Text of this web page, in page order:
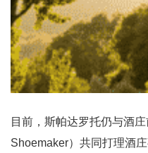
目前，斯帕达罗托仍与酒
Shoemaker）共同打理酒